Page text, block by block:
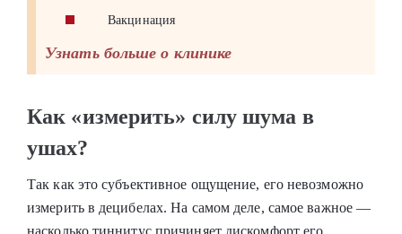
Вакцинация
Узнать больше о клинике
Как «измерить» силу шума в
ушах?
Так как это субъективное ощущение, его невозможно
измерить в децибелах. На самом деле, самое важное —